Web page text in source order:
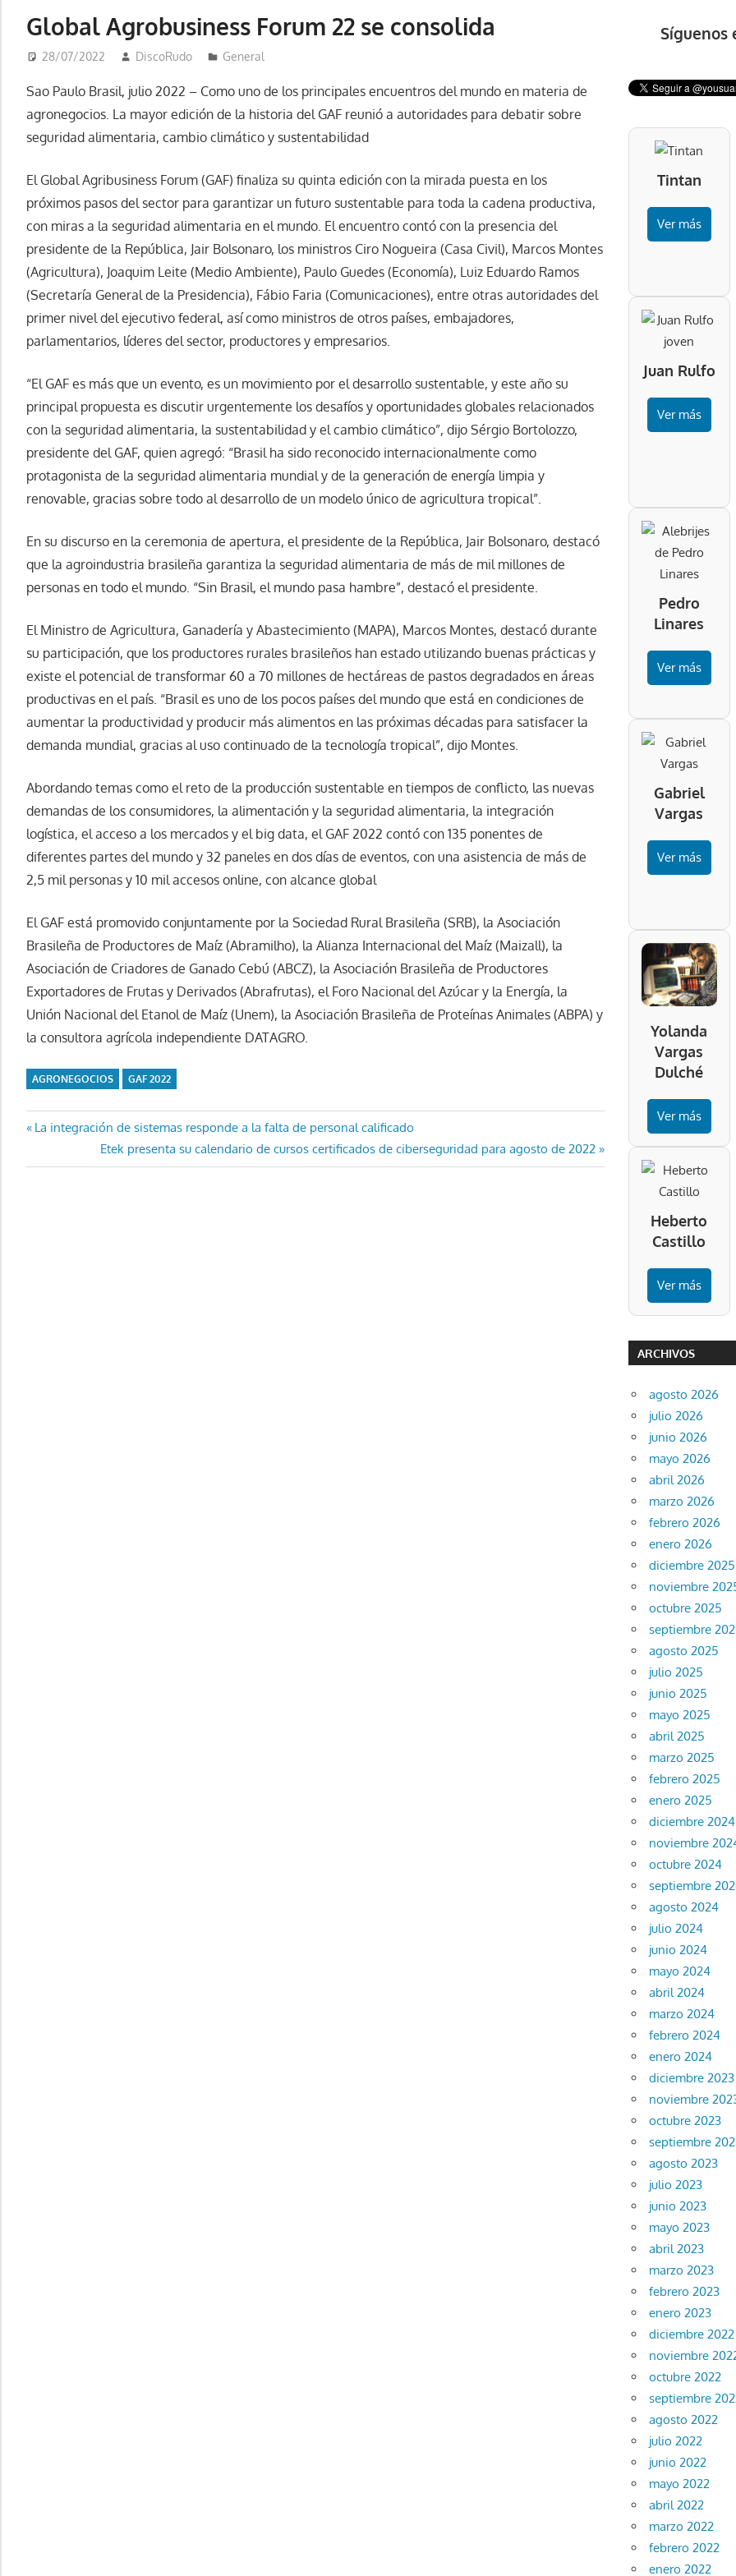
Global Agrobusiness Forum 22 se consolida
28/07/2022 DiscoRudo General
Sao Paulo Brasil, julio 2022 – Como uno de los principales encuentros del mundo en materia de
agronegocios. La mayor edición de la historia del GAF reunió a autoridades para debatir sobre
seguridad alimentaria, cambio climático y sustentabilidad
El Global Agribusiness Forum (GAF) finaliza su quinta edición con la mirada puesta en los
próximos pasos del sector para garantizar un futuro sustentable para toda la cadena productiva,
con miras a la seguridad alimentaria en el mundo. El encuentro contó con la presencia del
presidente de la República, Jair Bolsonaro, los ministros Ciro Nogueira (Casa Civil), Marcos Montes
(Agricultura), Joaquim Leite (Medio Ambiente), Paulo Guedes (Economía), Luiz Eduardo Ramos
(Secretaría General de la Presidencia), Fábio Faria (Comunicaciones), entre otras autoridades del
primer nivel del ejecutivo federal, así como ministros de otros países, embajadores,
parlamentarios, líderes del sector, productores y empresarios.
“El GAF es más que un evento, es un movimiento por el desarrollo sustentable, y este año su
principal propuesta es discutir urgentemente los desafíos y oportunidades globales relacionados
con la seguridad alimentaria, la sustentabilidad y el cambio climático”, dijo Sérgio Bortolozzo,
presidente del GAF, quien agregó: “Brasil ha sido reconocido internacionalmente como
protagonista de la seguridad alimentaria mundial y de la generación de energía limpia y
renovable, gracias sobre todo al desarrollo de un modelo único de agricultura tropical”.
En su discurso en la ceremonia de apertura, el presidente de la República, Jair Bolsonaro, destacó
que la agroindustria brasileña garantiza la seguridad alimentaria de más de mil millones de
personas en todo el mundo. “Sin Brasil, el mundo pasa hambre”, destacó el presidente.
El Ministro de Agricultura, Ganadería y Abastecimiento (MAPA), Marcos Montes, destacó durante
su participación, que los productores rurales brasileños han estado utilizando buenas prácticas y
existe el potencial de transformar 60 a 70 millones de hectáreas de pastos degradados en áreas
productivas en el país. “Brasil es uno de los pocos países del mundo que está en condiciones de
aumentar la productividad y producir más alimentos en las próximas décadas para satisfacer la
demanda mundial, gracias al uso continuado de la tecnología tropical”, dijo Montes.
Abordando temas como el reto de la producción sustentable en tiempos de conflicto, las nuevas
demandas de los consumidores, la alimentación y la seguridad alimentaria, la integración
logística, el acceso a los mercados y el big data, el GAF 2022 contó con 135 ponentes de
diferentes partes del mundo y 32 paneles en dos días de eventos, con una asistencia de más de
2,5 mil personas y 10 mil accesos online, con alcance global
El GAF está promovido conjuntamente por la Sociedad Rural Brasileña (SRB), la Asociación
Brasileña de Productores de Maíz (Abramilho), la Alianza Internacional del Maíz (Maizall), la
Asociación de Criadores de Ganado Cebú (ABCZ), la Asociación Brasileña de Productores
Exportadores de Frutas y Derivados (Abrafrutas), el Foro Nacional del Azúcar y la Energía, la
Unión Nacional del Etanol de Maíz (Unem), la Asociación Brasileña de Proteínas Animales (ABPA) y
la consultora agrícola independiente DATAGRO.
AGRONEGOCIOS GAF 2022
Navegación
de
Entrada
La integración de sistemas responde a la falta de personal calificado
Entrada
siguiente:
Etek presenta su calendario de cursos certificados de ciberseguridad para agosto de 2022
Síguenos
Tintan
Ver más
Juan Rulfo
Ver más
Pedro
Linares
Ver más
Gabriel
Vargas
Ver más
Yolanda
Vargas
Dulché
Ver más
Heberto
Castillo
Ver más
ARCHIVOS
agosto 2026
julio 2026
junio 2026
mayo 2026
abril 2026
marzo 2026
febrero 2026
enero 2026
diciembre 2025
noviembre
octubre 2025
septiembre
agosto 2025
julio 2025
junio 2025
mayo 2025
abril 2025
marzo 2025
febrero 2025
enero 2025
diciembre 2024
noviembre
octubre 2024
septiembre
agosto 2024
julio 2024
junio 2024
mayo 2024
abril 2024
marzo 2024
febrero 2024
enero 2024
diciembre 2023
noviembre
octubre 2023
septiembre
agosto 2023
julio 2023
junio 2023
mayo 2023
abril 2023
marzo 2023
febrero 2023
enero 2023
diciembre 2022
noviembre
octubre 2022
septiembre
agosto 2022
julio 2022
junio 2022
mayo 2022
abril 2022
marzo 2022
febrero 2022
enero 2022